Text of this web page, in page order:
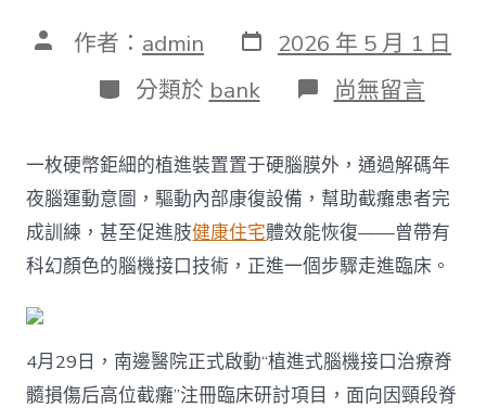
文 作者： admin 發
表
日
期
2026 年 5 月 1 日
分
類
分類於 bank 在
〈截
患
者
或
可
免
費
接
機
接
口，
尚無留言
一枚硬幣鉅細的植進裝置置于硬腦膜外，通過解碼年
夜腦運動意圖，驅動內部康復設備，幫助截癱患者完
成訓練，甚至促進肢健康住宅體效能恢復——曾帶有
科幻顏色的腦機接口技術，正進一個步驟走進臨床。
4月29日，南邊醫院正式啟動“植進式腦機接口治療脊
髓損傷后高位截癱”注冊臨床研討項目，面向因頸段脊